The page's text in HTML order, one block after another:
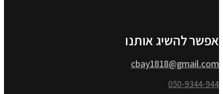
אפשר להשיג אותנו
cbay1818@gmail.com
050-9344-944